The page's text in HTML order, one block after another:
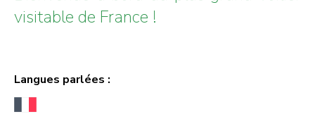
visitable de France !
Langues parlées :